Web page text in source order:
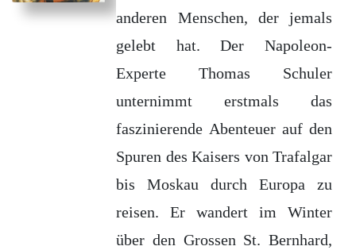
anderen Menschen, der jemals
gelebt hat. Der Napoleon-
Experte Thomas Schuler
unternimmt erstmals das
faszinierende Abenteuer auf den
Spuren des Kaisers von Trafalgar
bis Moskau durch Europa zu
reisen. Er wandert im Winter
über den Grossen St. Bernhard,